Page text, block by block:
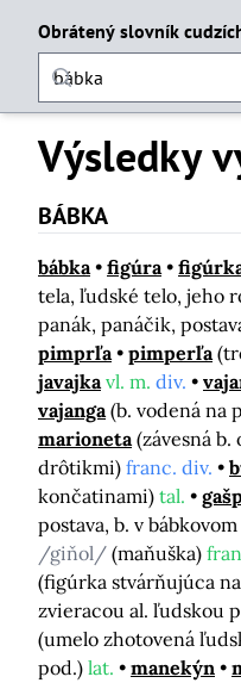
Obrátený slovník
Výsledky
BÁBKA
bábka figúra
tela, ľudské telo, jeho
panák, panáčik,
pimprľa
pimperľa
javajka vl. m. div.
vajanga (b. vodená na
marioneta (závesná
drôtikmi) franc. div.
končatinami) tal.
postava, b. v
/giňol/ (maňuška)
(figúrka stvárňujúca
zvieracou al. ľudskou
(umelo zhotovená
pod.) lat. manekýn